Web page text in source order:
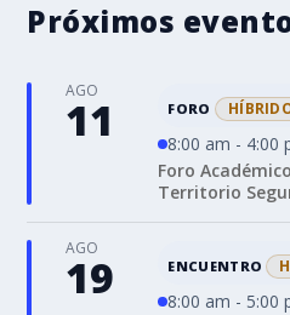
Próximos
AGO
11 FORO
8:00 am - 4:00
Foro
Territorio
AGO
19 ENCUENTRO
8:00 am - 5:00